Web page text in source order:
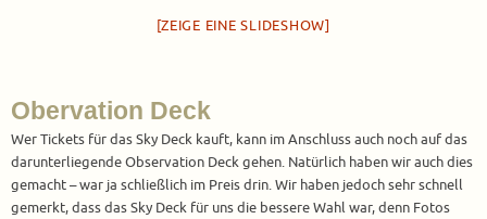
[ZEIGE EINE SLIDESHOW]
Obervation Deck
Wer Tickets für das Sky Deck kauft, kann im Anschluss auch noch auf das
darunterliegende Observation Deck gehen. Natürlich haben wir auch dies
gemacht – war ja schließlich im Preis drin. Wir haben jedoch sehr schnell
gemerkt, dass das Sky Deck für uns die bessere Wahl war, denn Fotos